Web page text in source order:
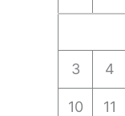
3 4
10 11